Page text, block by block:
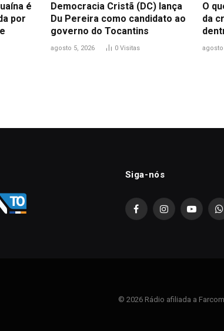
é
por
Democracia Cristã (DC) lança
Du Pereira como candidato ao
governo do Tocantins
agosto 5, 2026 0 Visitas
O
da
agosto
Siga-nós
FacebookInstagramYouTube
© 2026 Rádio afiliada a